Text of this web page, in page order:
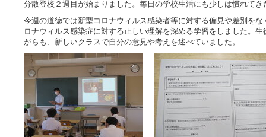
分散登校２週目が始まりました。毎日の学校生活にも少しは慣れてき
今週の道徳では新型コロナウィルス感染者等に対する偏見や差別をな
ロナウィルス感染症に対する正しい理解を深める学習をしました。
がらも、新しいクラスで自分の意見や考えを述べていました。